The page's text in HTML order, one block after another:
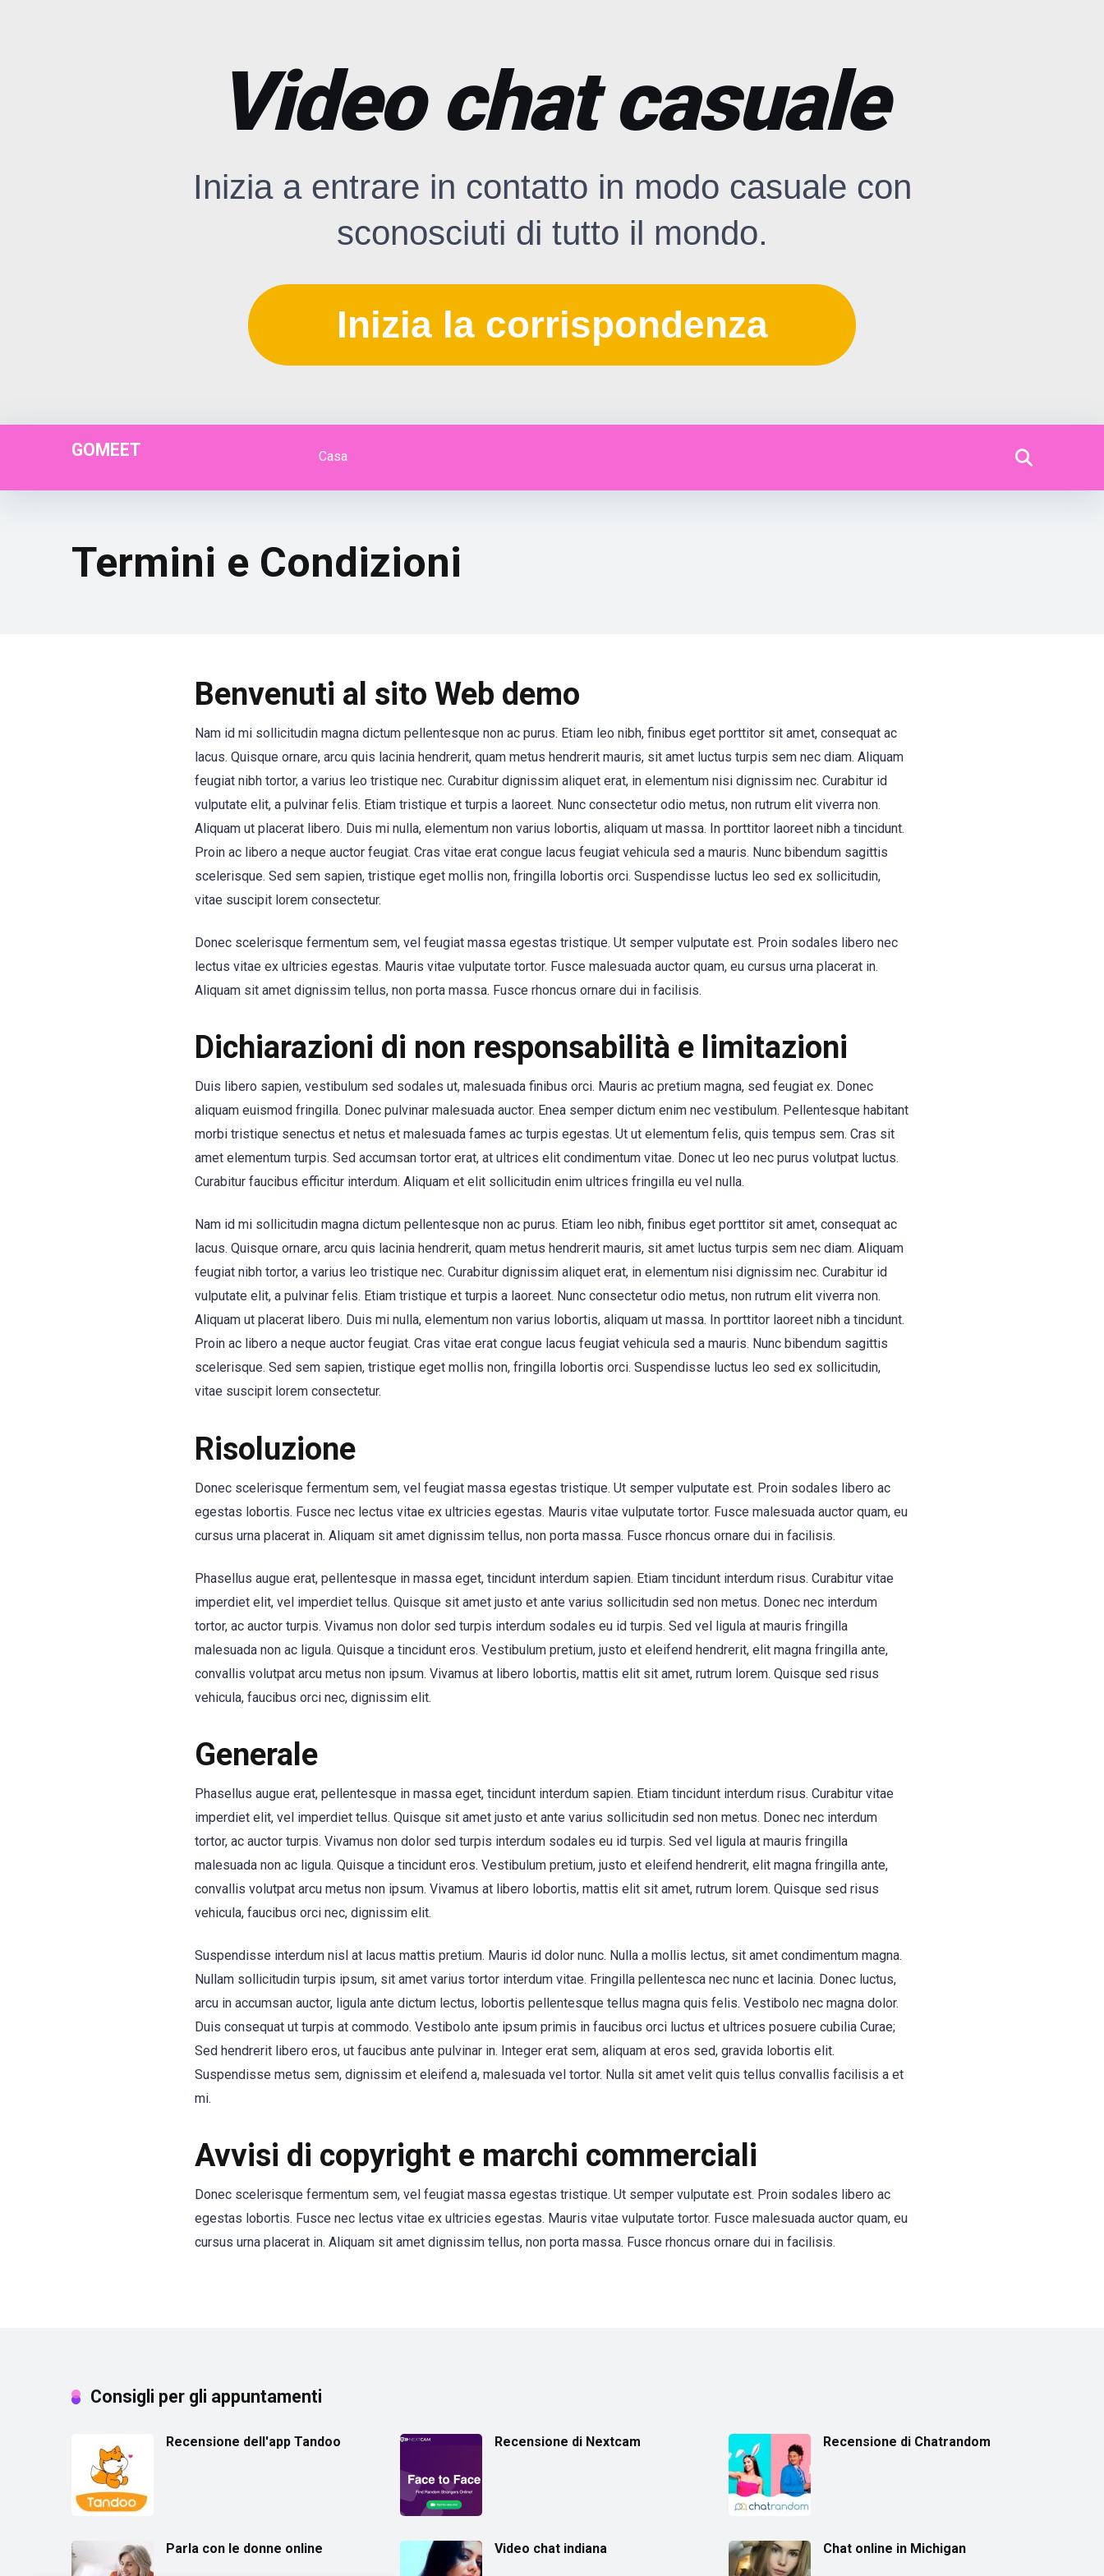
Video chat casuale
Inizia a entrare in contatto in modo casuale con
sconosciuti di tutto il mondo.
Inizia la corrispondenza
GOMEET Casa
Termini e Condizioni
Benvenuti al sito Web demo
Nam id mi sollicitudin magna dictum pellentesque non ac purus. Etiam leo nibh, finibus eget porttitor sit amet, consequat ac
lacus. Quisque ornare, arcu quis lacinia hendrerit, quam metus hendrerit mauris, sit amet luctus turpis sem nec diam. Aliquam
feugiat nibh tortor, a varius leo tristique nec. Curabitur dignissim aliquet erat, in elementum nisi dignissim nec. Curabitur id
vulputate elit, a pulvinar felis. Etiam tristique et turpis a laoreet. Nunc consectetur odio metus, non rutrum elit viverra non.
Aliquam ut placerat libero. Duis mi nulla, elementum non varius lobortis, aliquam ut massa. In porttitor laoreet nibh a tincidunt.
Proin ac libero a neque auctor feugiat. Cras vitae erat congue lacus feugiat vehicula sed a mauris. Nunc bibendum sagittis
scelerisque. Sed sem sapien, tristique eget mollis non, fringilla lobortis orci. Suspendisse luctus leo sed ex sollicitudin,
vitae suscipit lorem consectetur.
Donec scelerisque fermentum sem, vel feugiat massa egestas tristique. Ut semper vulputate est. Proin sodales libero nec
lectus vitae ex ultricies egestas. Mauris vitae vulputate tortor. Fusce malesuada auctor quam, eu cursus urna placerat in.
Aliquam sit amet dignissim tellus, non porta massa. Fusce rhoncus ornare dui in facilisis.
Dichiarazioni di non responsabilità e limitazioni
Duis libero sapien, vestibulum sed sodales ut, malesuada finibus orci. Mauris ac pretium magna, sed feugiat ex. Donec
aliquam euismod fringilla. Donec pulvinar malesuada auctor. Enea semper dictum enim nec vestibulum. Pellentesque habitant
morbi tristique senectus et netus et malesuada fames ac turpis egestas. Ut ut elementum felis, quis tempus sem. Cras sit
amet elementum turpis. Sed accumsan tortor erat, at ultrices elit condimentum vitae. Donec ut leo nec purus volutpat luctus.
Curabitur faucibus efficitur interdum. Aliquam et elit sollicitudin enim ultrices fringilla eu vel nulla.
Nam id mi sollicitudin magna dictum pellentesque non ac purus. Etiam leo nibh, finibus eget porttitor sit amet, consequat ac
lacus. Quisque ornare, arcu quis lacinia hendrerit, quam metus hendrerit mauris, sit amet luctus turpis sem nec diam. Aliquam
feugiat nibh tortor, a varius leo tristique nec. Curabitur dignissim aliquet erat, in elementum nisi dignissim nec. Curabitur id
vulputate elit, a pulvinar felis. Etiam tristique et turpis a laoreet. Nunc consectetur odio metus, non rutrum elit viverra non.
Aliquam ut placerat libero. Duis mi nulla, elementum non varius lobortis, aliquam ut massa. In porttitor laoreet nibh a tincidunt.
Proin ac libero a neque auctor feugiat. Cras vitae erat congue lacus feugiat vehicula sed a mauris. Nunc bibendum sagittis
scelerisque. Sed sem sapien, tristique eget mollis non, fringilla lobortis orci. Suspendisse luctus leo sed ex sollicitudin,
vitae suscipit lorem consectetur.
Risoluzione
Donec scelerisque fermentum sem, vel feugiat massa egestas tristique. Ut semper vulputate est. Proin sodales libero ac
egestas lobortis. Fusce nec lectus vitae ex ultricies egestas. Mauris vitae vulputate tortor. Fusce malesuada auctor quam, eu
cursus urna placerat in. Aliquam sit amet dignissim tellus, non porta massa. Fusce rhoncus ornare dui in facilisis.
Phasellus augue erat, pellentesque in massa eget, tincidunt interdum sapien. Etiam tincidunt interdum risus. Curabitur vitae
imperdiet elit, vel imperdiet tellus. Quisque sit amet justo et ante varius sollicitudin sed non metus. Donec nec interdum
tortor, ac auctor turpis. Vivamus non dolor sed turpis interdum sodales eu id turpis. Sed vel ligula at mauris fringilla
malesuada non ac ligula. Quisque a tincidunt eros. Vestibulum pretium, justo et eleifend hendrerit, elit magna fringilla ante,
convallis volutpat arcu metus non ipsum. Vivamus at libero lobortis, mattis elit sit amet, rutrum lorem. Quisque sed risus
vehicula, faucibus orci nec, dignissim elit.
Generale
Phasellus augue erat, pellentesque in massa eget, tincidunt interdum sapien. Etiam tincidunt interdum risus. Curabitur vitae
imperdiet elit, vel imperdiet tellus. Quisque sit amet justo et ante varius sollicitudin sed non metus. Donec nec interdum
tortor, ac auctor turpis. Vivamus non dolor sed turpis interdum sodales eu id turpis. Sed vel ligula at mauris fringilla
malesuada non ac ligula. Quisque a tincidunt eros. Vestibulum pretium, justo et eleifend hendrerit, elit magna fringilla ante,
convallis volutpat arcu metus non ipsum. Vivamus at libero lobortis, mattis elit sit amet, rutrum lorem. Quisque sed risus
vehicula, faucibus orci nec, dignissim elit.
Suspendisse interdum nisl at lacus mattis pretium. Mauris id dolor nunc. Nulla a mollis lectus, sit amet condimentum magna.
Nullam sollicitudin turpis ipsum, sit amet varius tortor interdum vitae. Fringilla pellentesca nec nunc et lacinia. Donec luctus,
arcu in accumsan auctor, ligula ante dictum lectus, lobortis pellentesque tellus magna quis felis. Vestibolo nec magna dolor.
Duis consequat ut turpis at commodo. Vestibolo ante ipsum primis in faucibus orci luctus et ultrices posuere cubilia Curae;
Sed hendrerit libero eros, ut faucibus ante pulvinar in. Integer erat sem, aliquam at eros sed, gravida lobortis elit.
Suspendisse metus sem, dignissim et eleifend a, malesuada vel tortor. Nulla sit amet velit quis tellus convallis facilisis a et
mi.
Avvisi di copyright e marchi commerciali
Donec scelerisque fermentum sem, vel feugiat massa egestas tristique. Ut semper vulputate est. Proin sodales libero ac
egestas lobortis. Fusce nec lectus vitae ex ultricies egestas. Mauris vitae vulputate tortor. Fusce malesuada auctor quam, eu
cursus urna placerat in. Aliquam sit amet dignissim tellus, non porta massa. Fusce rhoncus ornare dui in facilisis.
Consigli per gli appuntamenti
Recensione dell'app Tandoo Recensione di Nextcam Recensione di Chatrandom
Parla con le donne online Video chat indiana Chat online in Michigan